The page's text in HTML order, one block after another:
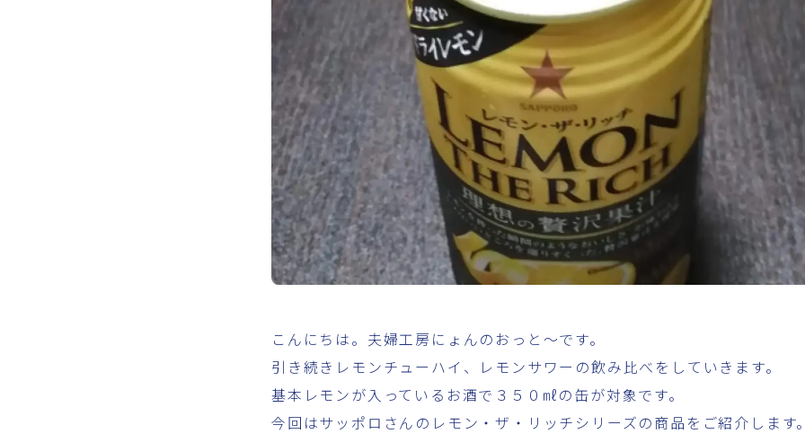
こんにちは。夫婦工房にょんのおっと～です。
引き続きレモンチューハイ、レモンサワーの飲み比べをしていきます。
基本レモンが入っているお酒で３５０㎖の缶が対象です。
今回はサッポロさんのレモン・ザ・リッチシリーズの商品をご紹介します